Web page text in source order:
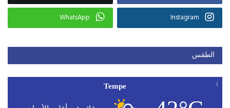
Instagram
WhatsApp
الطقس
Tempe